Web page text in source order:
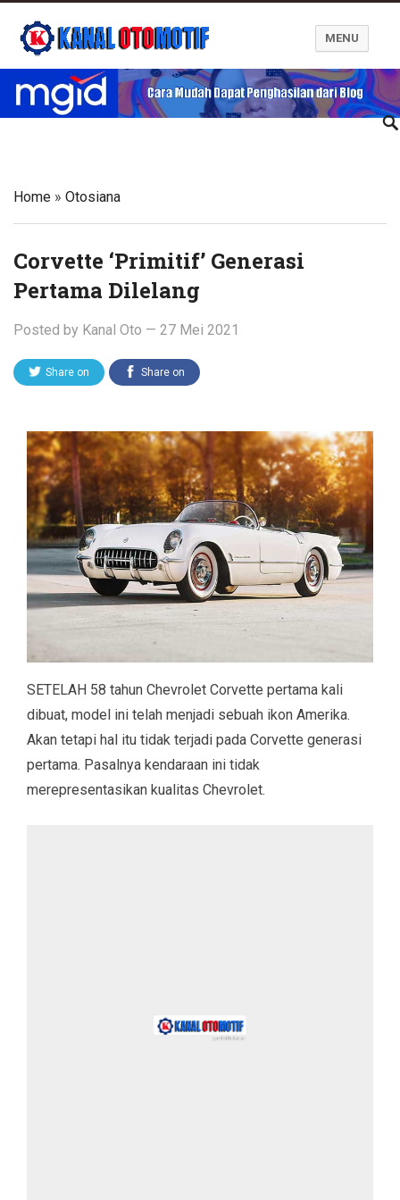
Blog Kanal Otomotif
MENU
Home » Otosiana
Corvette ‘Primitif’ Generasi
Pertama Dilelang
Posted by Kanal Oto — 27 Mei 2021
Share on Share on
SETELAH 58 tahun Chevrolet Corvette pertama kali
dibuat, model ini telah menjadi sebuah ikon Amerika.
Akan tetapi hal itu tidak terjadi pada Corvette generasi
pertama. Pasalnya kendaraan ini tidak
merepresentasikan kualitas Chevrolet.